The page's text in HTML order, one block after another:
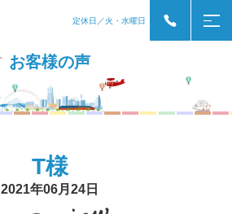
定休日／火・水曜日
お客様の声
T様
2021年06月24日